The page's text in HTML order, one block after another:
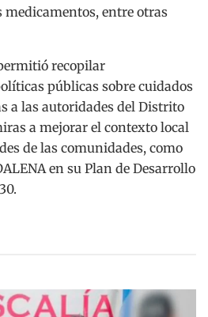
medicamentos, entre otras
recopilar
públicas sobre cuidados
a las autoridades del Distrito
a mejorar el contexto local
de las comunidades, como
en su Plan de Desarrollo